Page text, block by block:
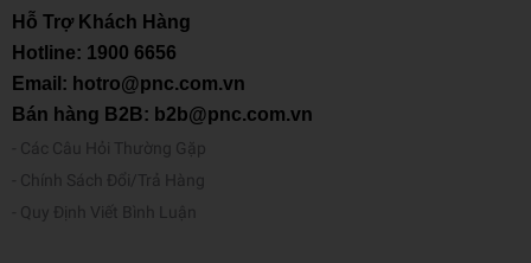
Hỗ Trợ Khách Hàng
Hotline: 1900 6656
Email: hotro@pnc.com.vn
Bán hàng B2B: b2b@pnc.com.vn
Các Câu Hỏi Thường Gặp
Chính Sách Đổi/Trả Hàng
Quy Định Viết Bình Luận